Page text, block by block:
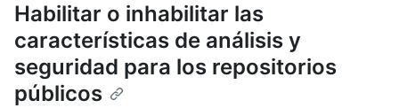
Habilitar o inhabilitar las
características de análisis y
seguridad para los repositorios
públicos